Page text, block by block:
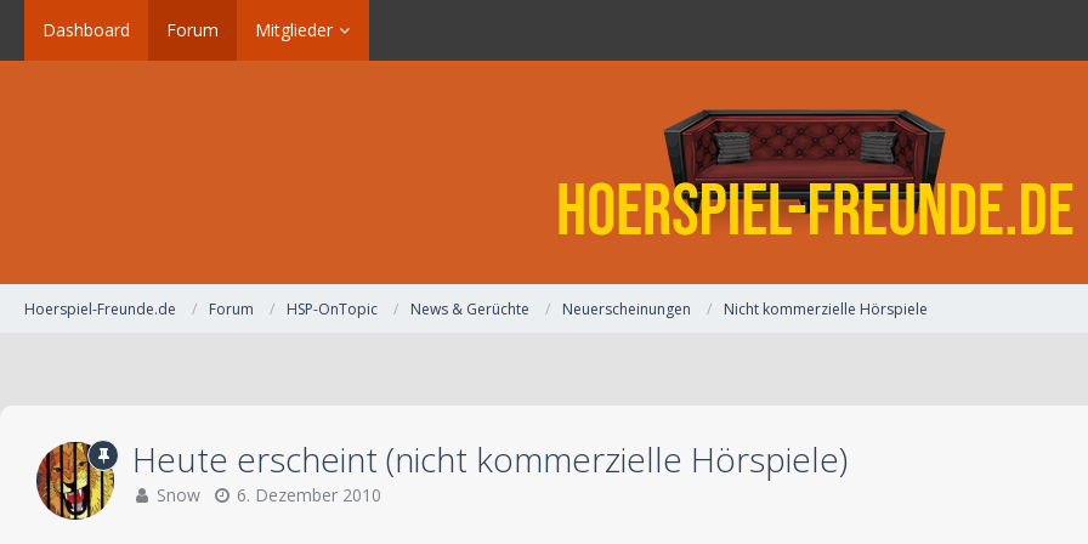
Dashboard Forum Mitglieder
Hoerspiel-Freunde.de Forum HSP-OnTopic News & Gerüchte Neuerscheinungen Nicht kommerzielle Hörspiele
Heute erscheint (nicht kommerzielle Hörspiele)
Snow 6. Dezember 2010